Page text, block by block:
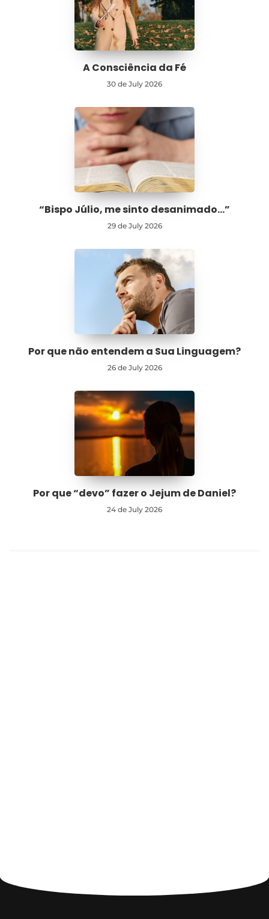
A Consciência da Fé
30 de July 2026
“Bispo Júlio, me sinto desanimado…”
29 de July 2026
Por que não entendem a Sua Linguagem?
26 de July 2026
Por que “devo” fazer o Jejum de Daniel?
24 de July 2026